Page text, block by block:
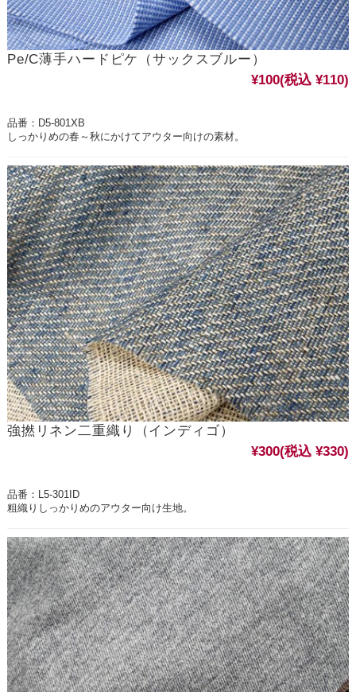
Pe/C薄手ハードピケ（サックスブルー）
¥100(税込 ¥110)
品番：D5-801XB
しっかりめの春～秋にかけてアウター向けの素材。
強撚リネン二重織り（インディゴ）
¥300(税込 ¥330)
品番：L5-301ID
粗織りしっかりめのアウター向け生地。